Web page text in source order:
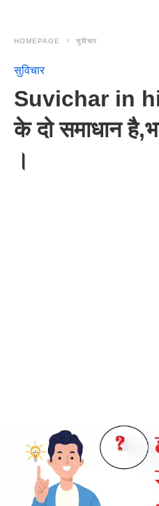
HOMEPAGE सुविचार
सुविचार
Suvichar in
के दो समाधान
।